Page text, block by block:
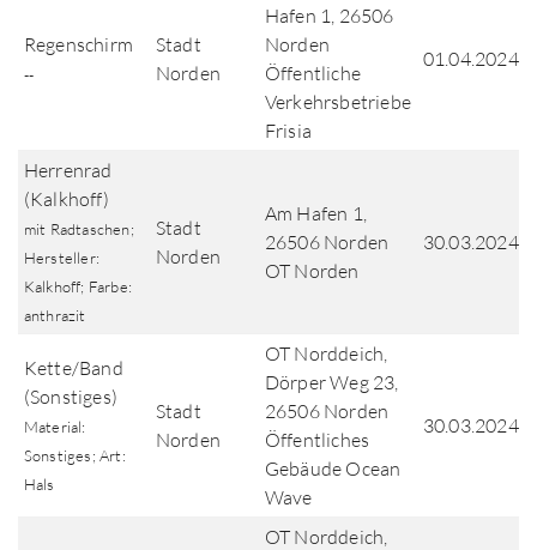
Regenschirm
--
Stadt
Norden
Hafen 1, 26506
Norden
Öffentliche
Verkehrsbetriebe
Frisia
01.04.2024
Herrenrad
(Kalkhoff)
mit Radtaschen;
Hersteller:
Kalkhoff; Farbe:
anthrazit
Stadt
Norden
Am Hafen 1,
26506 Norden
OT Norden
30.03.2024
Kette/Band
(Sonstiges)
Material:
Sonstiges; Art:
Hals
Stadt
Norden
OT Norddeich,
Dörper Weg 23,
26506 Norden
Öffentliches
Gebäude Ocean
Wave
30.03.2024
OT Norddeich,